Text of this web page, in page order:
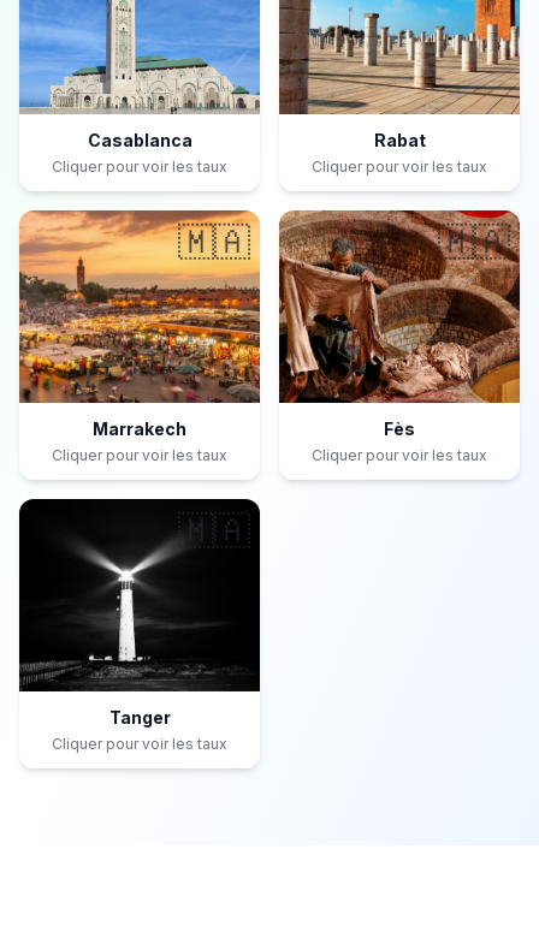
Casablanca
Cliquer pour voir les taux
Rabat
Cliquer pour voir les taux
🇲🇦
Marrakech
Cliquer pour voir les taux
🇲🇦
Fès
Cliquer pour voir les taux
🇲🇦
Tanger
Cliquer pour voir les taux